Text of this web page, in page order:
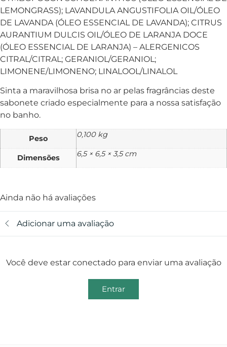
LEMONGRASS); LAVANDULA ANGUSTIFOLIA OIL/ÓLEO
DE LAVANDA (ÓLEO ESSENCIAL DE LAVANDA); CITRUS
AURANTIUM DULCIS OIL/ÓLEO DE LARANJA DOCE
(ÓLEO ESSENCIAL DE LARANJA) – ALERGENICOS
CITRAL/CITRAL; GERANIOL/GERANIOL;
LIMONENE/LIMONENO; LINALOOL/LINALOL
Sinta a maravilhosa brisa no ar pelas fragrâncias deste
sabonete criado especialmente para a nossa satisfação
no banho.
Peso 0,100 kg
Dimensões 6,5 × 6,5 × 3,5 cm
Ainda não há avaliações
Adicionar uma avaliação
Você deve estar conectado para enviar uma avaliação
Entrar